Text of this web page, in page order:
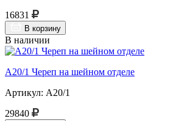
16831
В корзину
В наличии
A20/1 Череп на шейном отделе
Артикул: А20/1
29840